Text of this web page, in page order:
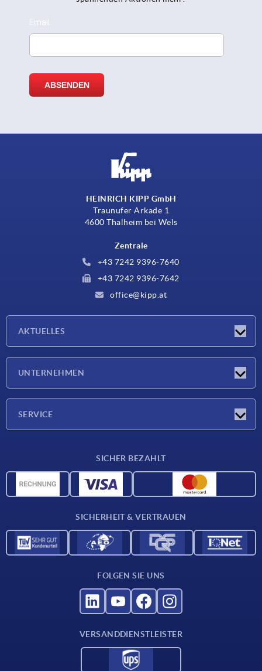
HEINRICH KIPP GmbH
Traunufer Arkade 1
4600 Thalheim bei Wels
Zentrale
+43 7242 9396-7640
+43 7242 9396-7642
office@kipp.at
AKTUELLES
UNTERNEHMEN
SERVICE
CAD-Daten
Für Lieferanten
SICHER BEZAHLT
SICHERHEIT & VERTRAUEN
FOLGEN SIE UNS
VERSANDDIENSTLEISTER